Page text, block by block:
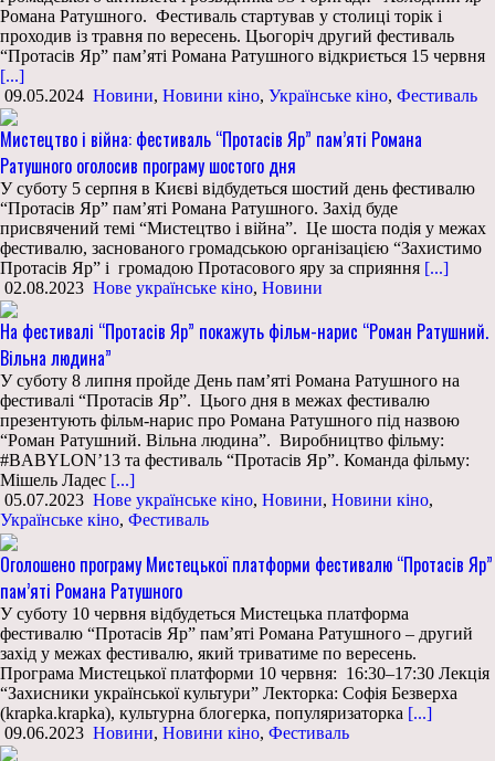
Романа Ратушного. Фестиваль стартував у столиці торік і
проходив із травня по вересень. Цьогоріч другий фестиваль
“Протасів Яр” пам’яті Романа Ратушного відкриється 15 червня
[...]
09.05.2024 Новини, Новини кіно, Українське кіно, Фестиваль
Мистецтво і війна: фестиваль “Протасів Яр” пам’яті Романа
Ратушного оголосив програму шостого дня
У суботу 5 серпня в Києві відбудеться шостий день фестивалю
“Протасів Яр” пам’яті Романа Ратушного. Захід буде
присвячений темі “Мистецтво і війна”. Це шоста подія у межах
фестивалю, заснованого громадською організацією “Захистимо
Протасів Яр” і громадою Протасового яру за сприяння [...]
02.08.2023 Нове українське кіно, Новини
На фестивалі “Протасів Яр” покажуть фільм-нарис “Роман Ратушний.
Вільна людина”
У суботу 8 липня пройде День пам’яті Романа Ратушного на
фестивалі “Протасів Яр”. Цього дня в межах фестивалю
презентують фільм-нарис про Романа Ратушного під назвою
“Роман Ратушний. Вільна людина”. Виробництво фільму:
#BABYLON’13 та фестиваль “Протасів Яр”. Команда фільму:
Мішель Ладес [...]
05.07.2023 Нове українське кіно, Новини, Новини кіно,
Українське кіно, Фестиваль
Оголошено програму Мистецької платформи фестивалю “Протасів Яр”
пам’яті Романа Ратушного
У суботу 10 червня відбудеться Мистецька платформа
фестивалю “Протасів Яр” пам’яті Романа Ратушного – другий
захід у межах фестивалю, який триватиме по вересень.
Програма Мистецької платформи 10 червня: 16:30–17:30 Лекція
“Захисники української культури” Лекторка: Софія Безверха
(krapka.krapka), культурна блогерка, популяризаторка [...]
09.06.2023 Новини, Новини кіно, Фестиваль